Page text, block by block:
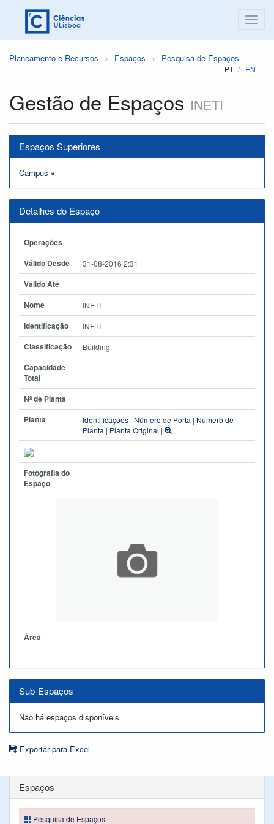
Planeamento e Recursos Espaços Pesquisa de Espaços
PT EN
Gestão de Espaços INETI
Espaços Superiores
Campus »
Detalhes do Espaço
Operações
Válido Desde
31-08-2016 2:31
Válido Até
Nome
INETI
Identificação INETI
Classificação Building
Capacidade
Total
Nº de Planta
Planta
Identificações | Número de Porta | Número de
Planta | Planta Original |
Fotografia do
Espaço
Àrea
Sub-Espaços
Não há espaços disponíveis
Exportar para Excel
Espaços
Pesquisa de Espaços